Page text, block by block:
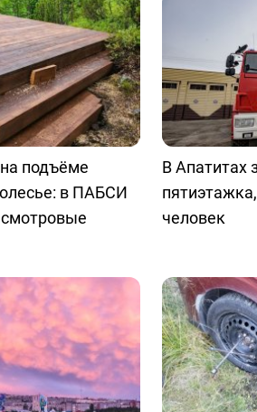
подъёме
в ПАБСИ
В Апатитах
человек